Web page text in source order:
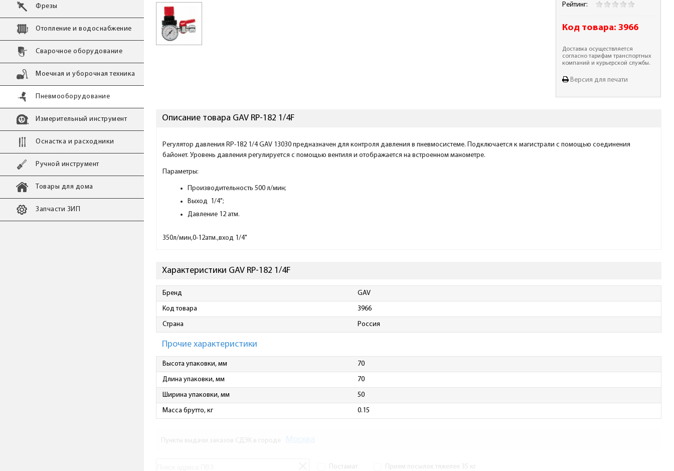
Фрезы
Отопление и водоснабжение
Сварочное оборудование
Моечная и уборочная техника
Пневмооборудование
Измерительный инструмент
Оснастка и расходники
Ручной инструмент
Товары для дома
Запчасти ЗИП
Рейтинг:
Код товара: 3966
Доставка осуществляется
согласно тарифам транспортных
компаний и курьерской службы.
Версия для печати
Описание товара GAV RP-182 1/4F
Регулятор давления RP-182 1/4 GAV 13030 предназначен для контроля давления в пневмосистеме. Подключается к магистрали с помощью соединения
байонет. Уровень давления регулируется с помощью вентиля и отображается на встроенном манометре.
Параметры:
Производительность 500 л/мин;
Выход 1/4";
Давление 12 атм.
350л/мин,0-12атм.,вход 1/4"
Характеристики GAV RP-182 1/4F
Бренд GAV
Код товара 3966
Страна Россия
Прочие характеристики
Высота упаковки, мм 70
Длина упаковки, мм 70
Ширина упаковки, мм 50
Масса брутто, кг 0.15
Пункты выдачи заказов СДЭК в городе
Постамат Прием посылок тяжелее 35 кг